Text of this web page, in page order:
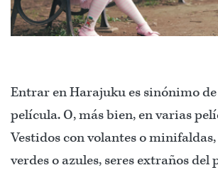
Entrar en Harajuku es sinónimo
película. O, más bien, en varias
Vestidos con volantes o
verdes o azules, seres extraños del